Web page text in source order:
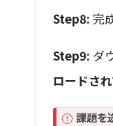
Step8: 完
Step9: ダ
ロードさ
I課題を